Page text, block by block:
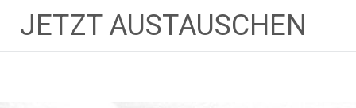
JETZT AUSTAUSCHEN